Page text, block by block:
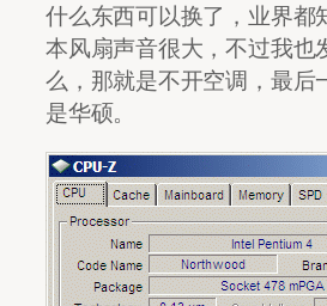
什么东西可以换了，业界都
本风扇声音很大，不过我也
么，那就是不开空调，最后
是华硕。